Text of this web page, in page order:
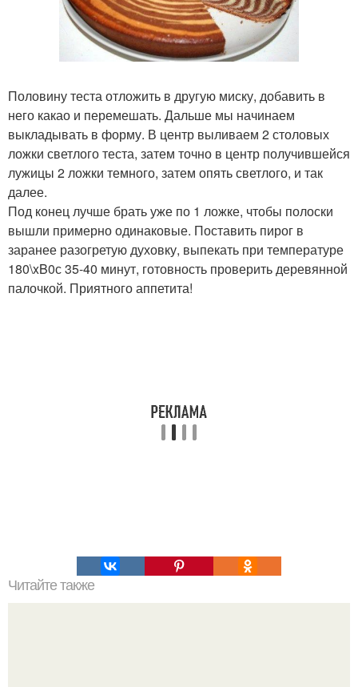
Половину теста отложить в другую миску, добавить в
него какао и перемешать. Дальше мы начинаем
выкладывать в форму. В центр выливаем 2 столовых
ложки светлого теста, затем точно в центр получившейся
лужицы 2 ложки темного, затем опять светлого, и так
далее.
Под конец лучше брать уже по 1 ложке, чтобы полоски
вышли примерно одинаковые. Поставить пирог в
заранее разогретую духовку, выпекать при температуре
180\xB0с 35-40 минут, готовность проверить деревянной
палочкой. Приятного аппетита!
Читайте также